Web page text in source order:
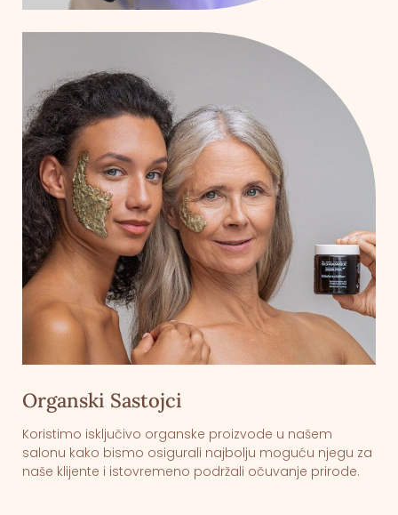
Organski Sastojci
Koristimo isključivo organske proizvode u našem
salonu kako bismo osigurali najbolju moguću njegu za
naše klijente i istovremeno podržali očuvanje prirode.